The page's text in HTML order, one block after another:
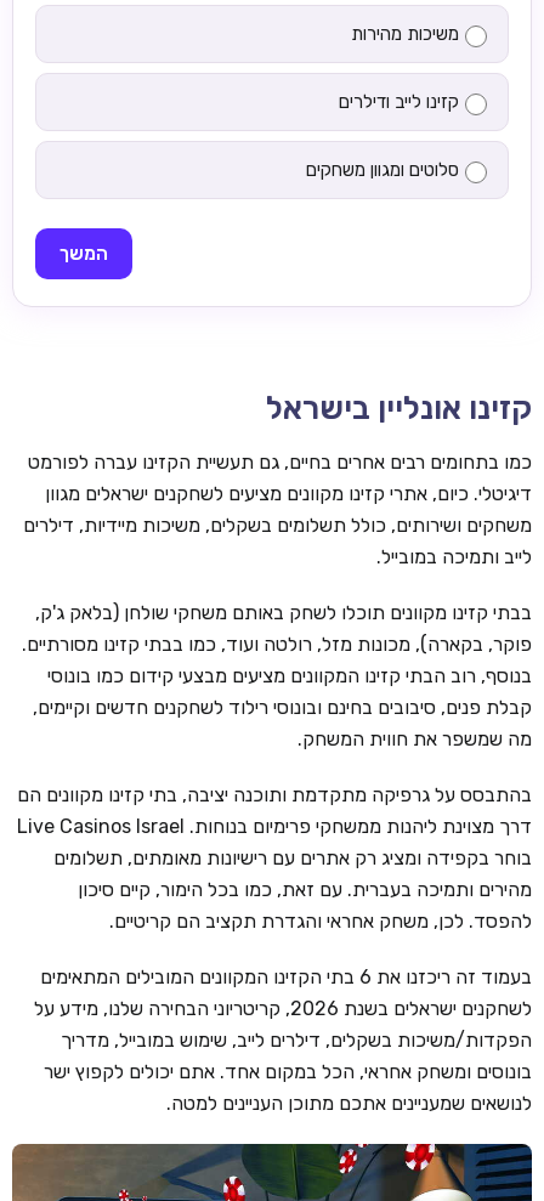
משיכות מהירות
קזינו לייב ודילרים
סלוטים ומגוון משחקים
המשך
קזינו אונליין בישראל
כמו בתחומים רבים אחרים בחיים, גם תעשיית הקזינו עברה לפורמט
דיגיטלי. כיום, אתרי קזינו מקוונים מציעים לשחקנים ישראלים מגוון
משחקים ושירותים, כולל תשלומים בשקלים, משיכות מיידיות, דילרים
לייב ותמיכה במובייל.
בבתי קזינו מקוונים תוכלו לשחק באותם משחקי שולחן (בלאק ג'ק,
פוקר, בקארה), מכונות מזל, רולטה ועוד, כמו בבתי קזינו מסורתיים.
בנוסף, רוב הבתי קזינו המקוונים מציעים מבצעי קידום כמו בונוסי
קבלת פנים, סיבובים בחינם ובונוסי רילוד לשחקנים חדשים וקיימים,
מה שמשפר את חווית המשחק.
בהתבסס על גרפיקה מתקדמת ותוכנה יציבה, בתי קזינו מקוונים הם
דרך מצוינת ליהנות ממשחקי פרימיום בנוחות. Live Casinos Israel
בוחר בקפידה ומציג רק אתרים עם רישיונות מאומתים, תשלומים
מהירים ותמיכה בעברית. עם זאת, כמו בכל הימור, קיים סיכון
להפסד. לכן, משחק אחראי והגדרת תקציב הם קריטיים.
בעמוד זה ריכזנו את 6 בתי הקזינו המקוונים המובילים המתאימים
לשחקנים ישראלים בשנת 2026, קריטריוני הבחירה שלנו, מידע על
הפקדות/משיכות בשקלים, דילרים לייב, שימוש במובייל, מדריך
בונוסים ומשחק אחראי, הכל במקום אחד. אתם יכולים לקפוץ ישר
לנושאים שמעניינים אתכם מתוכן העניינים למטה.